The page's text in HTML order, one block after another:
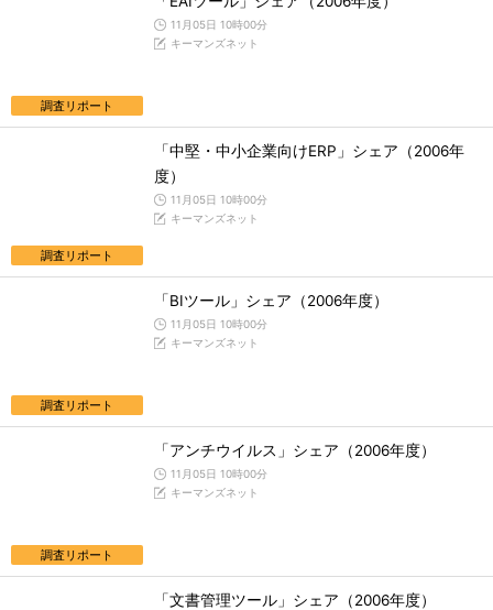
調査リポート
11月05日 10時00分
キーマンズネット
調査リポート
「中堅・中小企業向けERP」シェア（2006年
度）
11月05日 10時00分
キーマンズネット
調査リポート
「BIツール」シェア（2006年度）
11月05日 10時00分
キーマンズネット
調査リポート
「アンチウイルス」シェア（2006年度）
11月05日 10時00分
キーマンズネット
「文書管理ツール」シェア（2006年度）